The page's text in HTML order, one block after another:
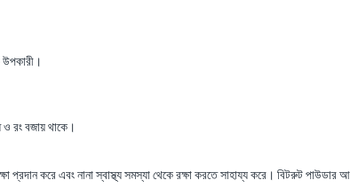
ও রং বজায় থাকে।
করে এবং নানা স্বাস্থ্য সমস্যা থেকে রক্ষা করতে সাহায্য করে। বিটরুট পাউডার